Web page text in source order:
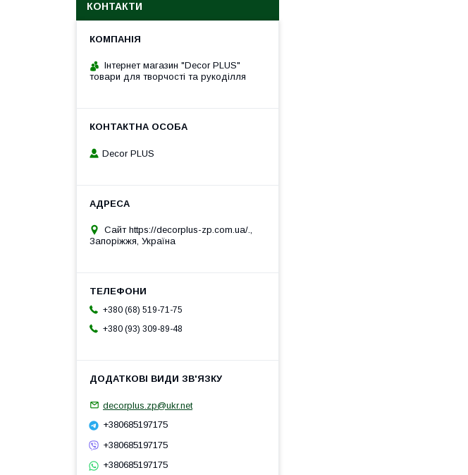
КОНТАКТИ
Інтернет магазин "Decor PLUS"
товари для творчості та рукоділля
Decor PLUS
Сайт https://decorplus-zp.com.ua/.,
Запоріжжя, Україна
+380 (68) 519-71-75
+380 (93) 309-89-48
decorplus.zp@ukr.net
+380685197175
+380685197175
+380685197175